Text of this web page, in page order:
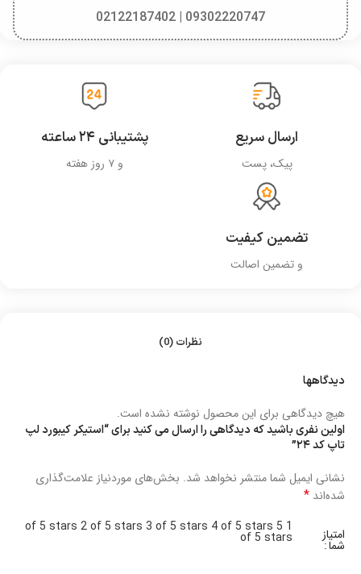
09302220747 | 02122187402
ارسال سریع
پیک، پست
پشتیبانی ۲۴ ساعته
و ۷ روز هفته
تضمین کیفیت
و تضمین اصالت
نظرات (0)
دیدگاهها
هیچ دیدگاهی برای این محصول نوشته نشده است.
اولین نفری باشید که دیدگاهی را ارسال می کنید برای “استیکر کیبورد لپ
تاپ کد ۲۴”
نشانی ایمیل شما منتشر نخواهد شد. بخش‌های موردنیاز علامت‌گذاری
شده‌اند *
امتیاز
شما
1 of 5 stars
2 of 5 stars 3 of 5 stars 4 of 5 stars 5
of 5 stars